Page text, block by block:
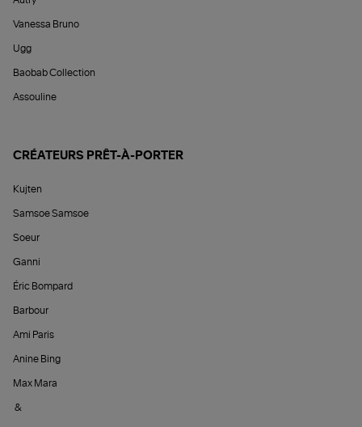
Vanessa Bruno
Ugg
Baobab Collection
Assouline
CRÉATEURS PRÊT-À-PORTER
Kujten
Samsoe Samsoe
Soeur
Ganni
Éric Bompard
Barbour
Ami Paris
Anine Bing
Max Mara
&